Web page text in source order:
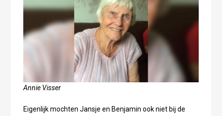
Annie Visser
Eigenlijk mochten Jansje en Benjamin ook niet bij de